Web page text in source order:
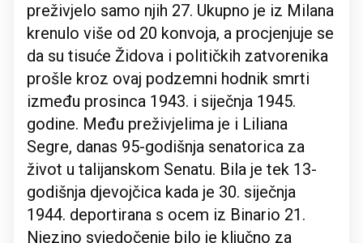
preživjelo samo njih 27. Ukupno je iz Milana
krenulo više od 20 konvoja, a procjenjuje se
da su tisuće Židova i političkih zatvorenika
prošle kroz ovaj podzemni hodnik smrti
između prosinca 1943. i siječnja 1945.
godine. Među preživjelima je i Liliana
Segre, danas 95-godišnja senatorica za
život u talijanskom Senatu. Bila je tek 13-
godišnja djevojčica kada je 30. siječnja
1944. deportirana s ocem iz Binario 21.
Njezino svjedočenje bilo je ključno za